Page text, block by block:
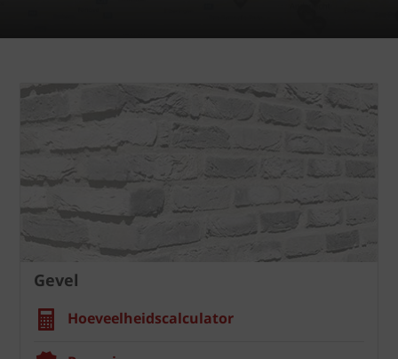
Gevel
Hoeveelheidscalculator